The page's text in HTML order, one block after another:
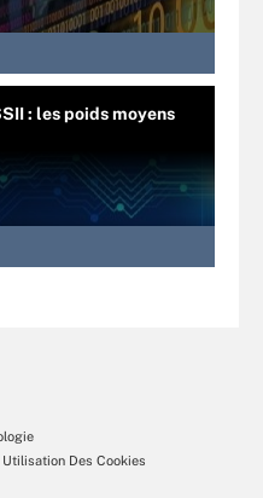
: les poids moyens
Utilisation Des Cookies